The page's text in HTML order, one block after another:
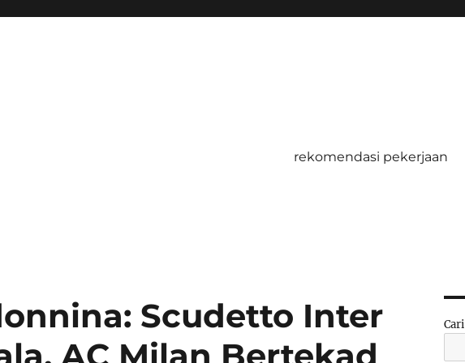
rekomendasi pekerjaan
Scudetto Inter
Cari